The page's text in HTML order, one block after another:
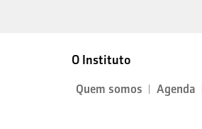
O Instituto
Quem somos Agenda